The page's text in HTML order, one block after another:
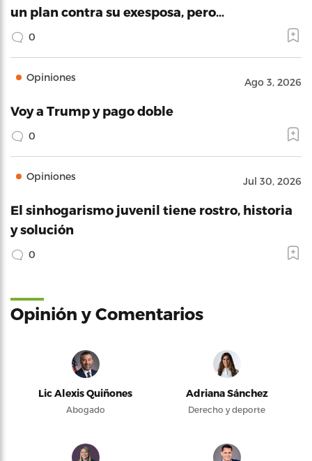
un plan contra su exesposa, pero…
0
Opiniones Ago 3, 2026
Voy a Trump y pago doble
0
Opiniones Jul 30, 2026
El sinhogarismo juvenil tiene rostro, historia
y solución
0
Opinión y Comentarios
Lic Alexis Quiñones
Abogado
Adriana Sánchez
Derecho y deporte